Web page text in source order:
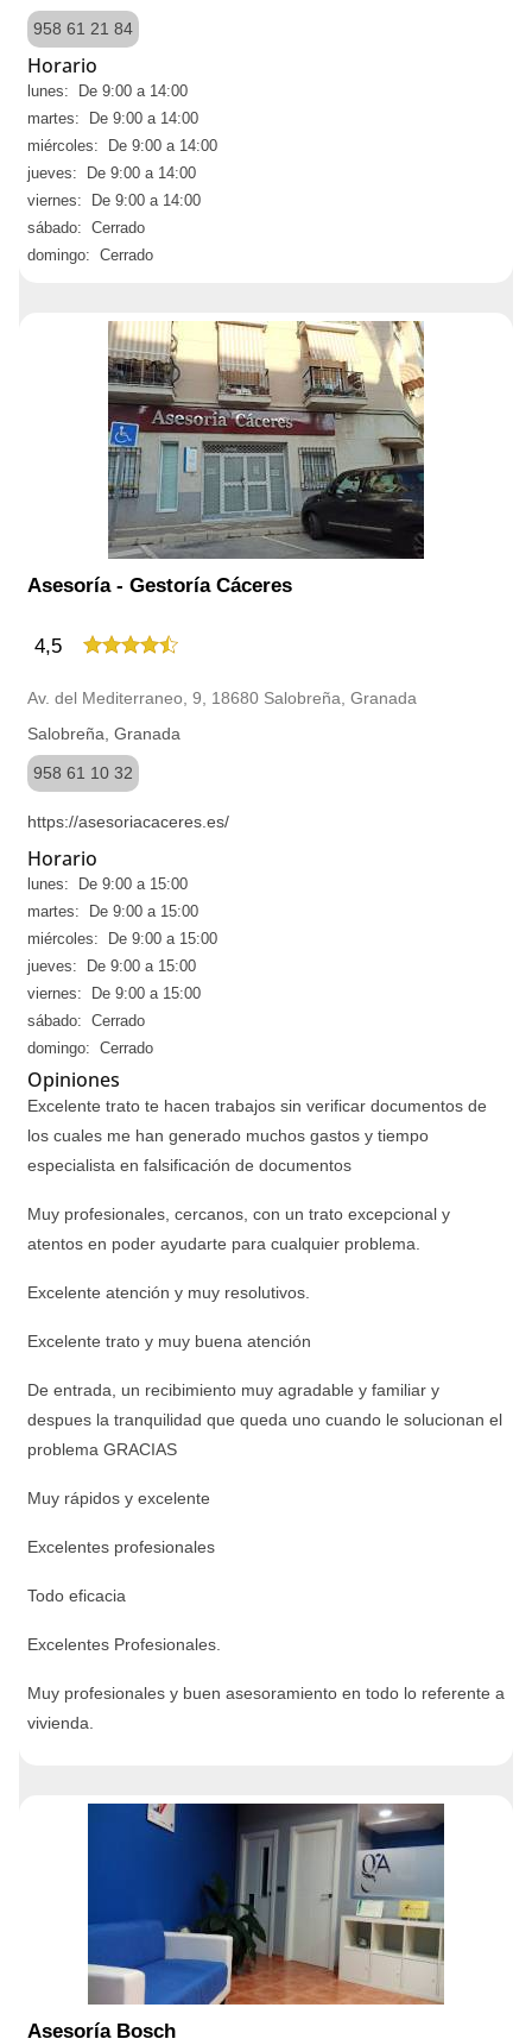
958 61 21 84
Horario
lunes: De 9:00 a 14:00
martes: De 9:00 a 14:00
miércoles: De 9:00 a 14:00
jueves: De 9:00 a 14:00
viernes: De 9:00 a 14:00
sábado: Cerrado
domingo: Cerrado
Asesoría - Gestoría Cáceres
4,5
Av. del Mediterraneo, 9, 18680 Salobreña, Granada
Salobreña, Granada
958 61 10 32
https://asesoriacaceres.es/
Horario
lunes: De 9:00 a 15:00
martes: De 9:00 a 15:00
miércoles: De 9:00 a 15:00
jueves: De 9:00 a 15:00
viernes: De 9:00 a 15:00
sábado: Cerrado
domingo: Cerrado
Opiniones
Excelente trato te hacen trabajos sin verificar documentos de
los cuales me han generado muchos gastos y tiempo
especialista en falsificación de documentos
Muy profesionales, cercanos, con un trato excepcional y
atentos en poder ayudarte para cualquier problema.
Excelente atención y muy resolutivos.
Excelente trato y muy buena atención
De entrada, un recibimiento muy agradable y familiar y
despues la tranquilidad que queda uno cuando le solucionan el
problema GRACIAS
Muy rápidos y excelente
Excelentes profesionales
Todo eficacia
Excelentes Profesionales.
Muy profesionales y buen asesoramiento en todo lo referente a
vivienda.
Asesoría Bosch